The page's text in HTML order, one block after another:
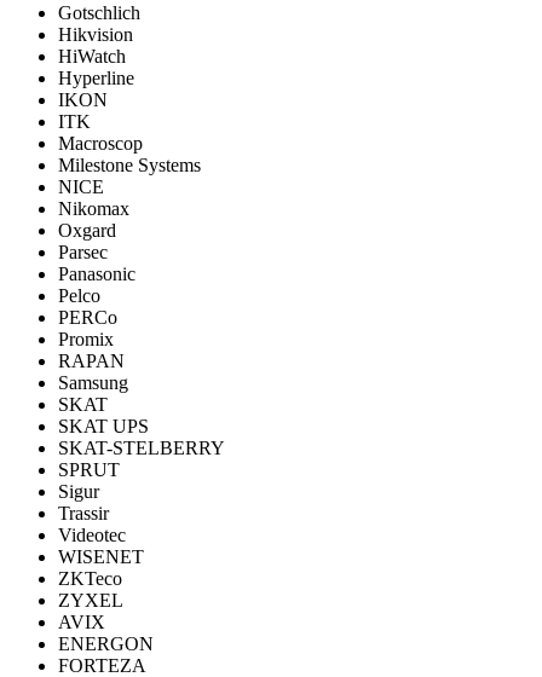
Gotschlich
Hikvision
HiWatch
Hyperline
IKON
ITK
Macroscop
Milestone Systems
NICE
Nikomax
Oxgard
Parsec
Panasonic
Pelco
PERCo
Promix
RAPAN
Samsung
SKAT
SKAT UPS
SKAT-STELBERRY
SPRUT
Sigur
Trassir
Videotec
WISENET
ZKTeco
ZYXEL
AVIX
ENERGON
FORTEZA